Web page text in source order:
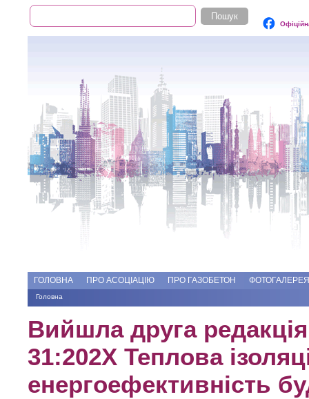
Пошукова форма
Пошук
ГОЛОВНА ПРО АСОЦІАЦІЮ ПРО ГАЗОБЕТОН ФОТОГАЛЕРЕЯ
Ви є тут
Головна
Вийшла друга
31:202Х Теплова
енергоефективність